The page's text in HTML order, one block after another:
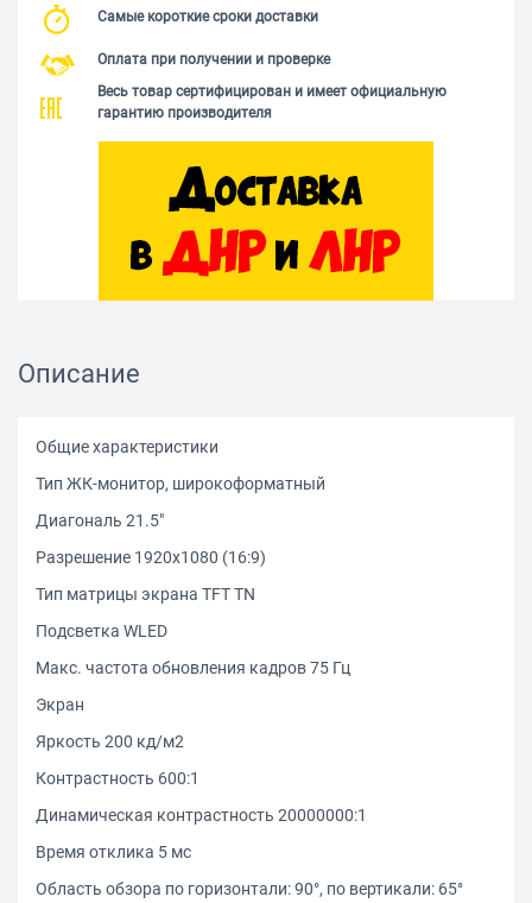
Самые короткие сроки доставки
Оплата при получении и проверке
Весь товар сертифицирован и имеет официальную
гарантию производителя
Описание
Общие характеристики
Тип ЖК-монитор, широкоформатный
Диагональ 21.5"
Разрешение 1920x1080 (16:9)
Тип матрицы экрана TFT TN
Подсветка WLED
Макс. частота обновления кадров 75 Гц
Экран
Яркость 200 кд/м2
Контрастность 600:1
Динамическая контрастность 20000000:1
Время отклика 5 мс
Область обзора по горизонтали: 90°, по вертикали: 65°